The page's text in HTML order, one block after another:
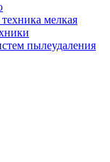
мелкая
пылеудаления